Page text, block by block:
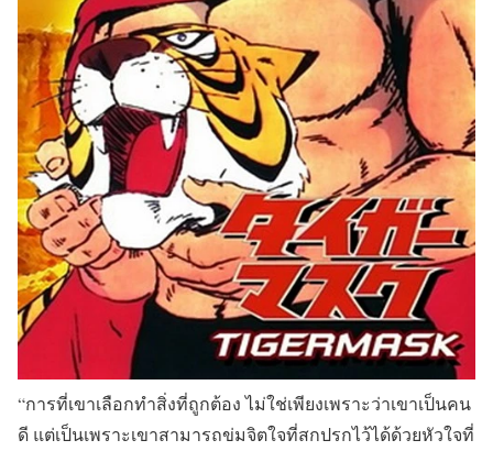
“การที่เขาเลือกทำสิ่งที่ถูกต้อง ไม่ใช่เพียงเพราะว่าเขาเป็นคน
ดี แต่เป็นเพราะเขาสามารถข่มจิตใจที่สกปรกไว้ได้ด้วยหัวใจที่